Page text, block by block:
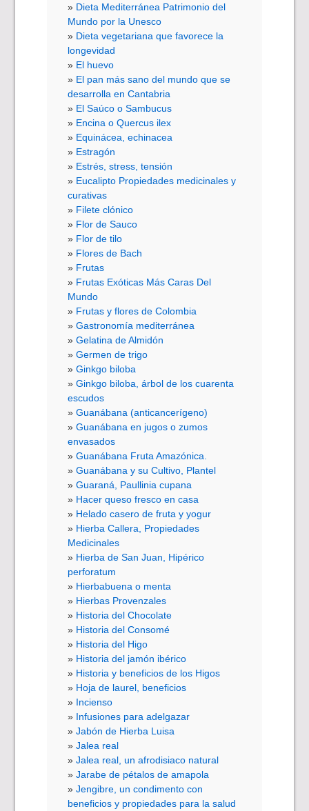
Dieta Mediterránea Patrimonio del
Mundo por la Unesco
Dieta vegetariana que favorece la
longevidad
El huevo
El pan más sano del mundo que se
desarrolla en Cantabria
El Saúco o Sambucus
Encina o Quercus ilex
Equinácea, echinacea
Estragón
Estrés, stress, tensión
Eucalipto Propiedades medicinales y
curativas
Filete clónico
Flor de Sauco
Flor de tilo
Flores de Bach
Frutas
Frutas Exóticas Más Caras Del
Mundo
Frutas y flores de Colombia
Gastronomía mediterránea
Gelatina de Almidón
Germen de trigo
Ginkgo biloba
Ginkgo biloba, árbol de los cuarenta
escudos
Guanábana (anticancerígeno)
Guanábana en jugos o zumos
envasados
Guanábana Fruta Amazónica.
Guanábana y su Cultivo, Plantel
Guaraná, Paullinia cupana
Hacer queso fresco en casa
Helado casero de fruta y yogur
Hierba Callera, Propiedades
Medicinales
Hierba de San Juan, Hipérico
perforatum
Hierbabuena o menta
Hierbas Provenzales
Historia del Chocolate
Historia del Consomé
Historia del Higo
Historia del jamón ibérico
Historia y beneficios de los Higos
Hoja de laurel, beneficios
Incienso
Infusiones para adelgazar
Jabón de Hierba Luisa
Jalea real
Jalea real, un afrodisiaco natural
Jarabe de pétalos de amapola
Jengibre, un condimento con
beneficios y propiedades para la salud